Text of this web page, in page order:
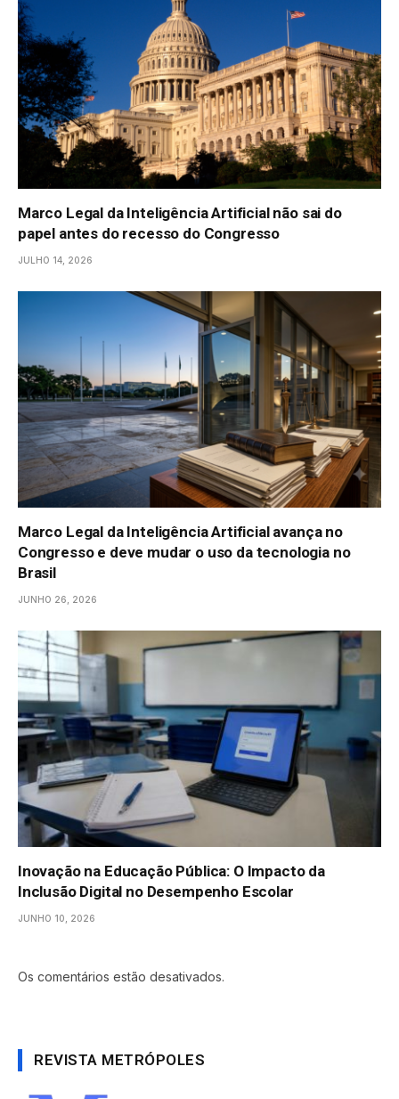
Marco Legal da Inteligência Artificial não sai do
papel antes do recesso do Congresso
JULHO 14, 2026
Marco Legal da Inteligência Artificial avança no
Congresso e deve mudar o uso da tecnologia no
Brasil
JUNHO 26, 2026
Inovação na Educação Pública: O Impacto da
Inclusão Digital no Desempenho Escolar
JUNHO 10, 2026
Os comentários estão desativados.
REVISTA METRÓPOLES